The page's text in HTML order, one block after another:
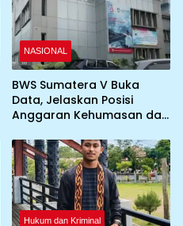
NASIONAL
BWS Sumatera V Buka
Data, Jelaskan Posisi
Anggaran Kehumasan dan
Hukum dan Kriminal